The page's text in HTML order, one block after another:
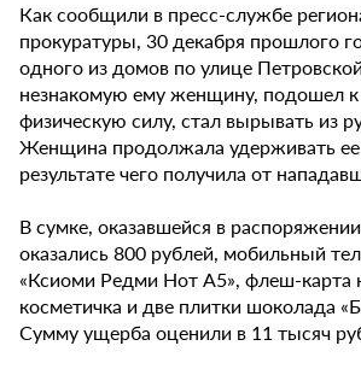
Как сообщили в пресс-службе
прокуратуры, 30 декабря прошлого
одного из домов по улице
незнакомую ему женщину, подошел к
физическую силу, стал вырывать из
Женщина продолжала удерживать ее
результате чего получила от
В сумке, оказавшейся в
оказались 800 рублей, мобильный
«Ксиоми Редми Нот А5», флеш-карта
косметичка и две плитки шоколада
Сумму ущерба оценили в 11 тысяч